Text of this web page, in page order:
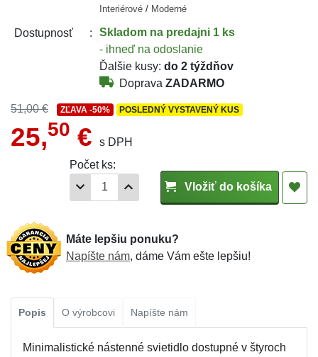
Interiérové / Moderné
Dostupnosť Skladomna predajni 1 ks
- ihneď na odoslanie
Ďalšie kusy: do 2 týždňov
Doprava ZADARMO
51,00 € ZĽAVA -50% POSLEDNÝ VYSTAVENÝ KUS
25,50 €
s DPH
Počet ks:
Vložiť do košíka
Máte lepšiu ponuku?
Napíšte nám, dáme Vám ešte lepšiu!
Popis O výrobcovi Napíšte nám
Minimalistické nástenné svietidlo dostupné v štyroch